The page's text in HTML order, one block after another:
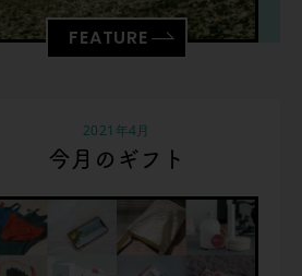
FEATURE
2021年4月
今月のギフト